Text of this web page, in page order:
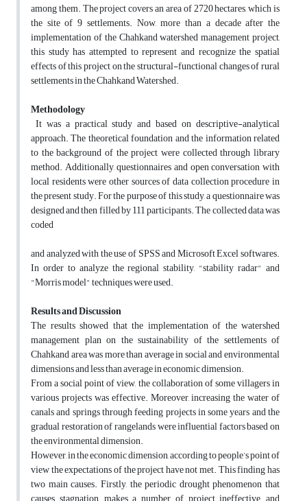
among them. The project covers an area of 2720 hectares, which is
the site of 9 settlements. Now, more than a decade after the
implementation of the Chahkand watershed management project,
this study has attempted to represent and recognize the spatial
effects of this project on the structural-functional changes of rural
settlements in the Chahkand Watershed.
Methodology
It was a practical study and based on descriptive-analytical
approach. The theoretical foundation and the information related
to the background of the project were collected through library
method. Additionally, questionnaires and open conversation with
local residents were other sources of data collection procedure in
the present study. For the purpose of this study, a questionnaire was
designed and then filled by 111 participants. The collected data was
coded
and analyzed with the use of SPSS and Microsoft Excel softwares.
In order to analyze the regional stability, "stability radar" and
"Morris model" techniques were used.
Results and Discussion
The results showed that the implementation of the watershed
management plan on the sustainability of the settlements of
Chahkand area was more than average in social and environmental
dimensions and less than average in economic dimension.
From a social point of view, the collaboration of some villagers in
various projects was effective. Moreover, increasing the water of
canals and springs through feeding projects in some years and the
gradual restoration of rangelands were influential factors based on
the environmental dimension.
However, in the economic dimension, according to people’s point of
view the expectations of the project have not met. This finding has
two main causes. Firstly, the periodic drought phenomenon that